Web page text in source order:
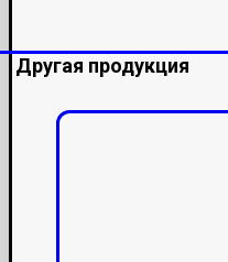
Другая продукция